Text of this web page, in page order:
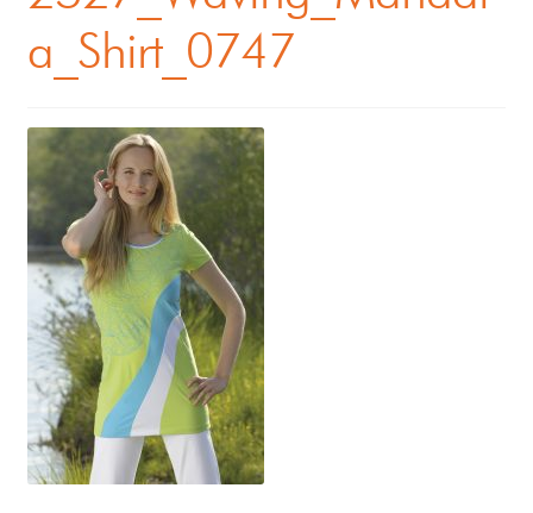
Klangmassage
a_Shirt_0747